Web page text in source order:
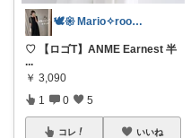
🕊𑁍 Mario✧room 𑁍🕊
♡ 【ロゴT】ANME Earnest 半
...
￥ 3,090
1 0 5
コレ いいね